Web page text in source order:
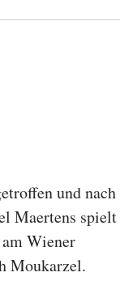
und nach
Maertens spielt
Wiener
Moukarzel.